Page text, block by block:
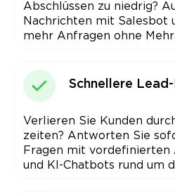
Abschlüssen zu niedrig?
Nachrichten mit Salesbot
mehr Anfragen ohne
Schnellere
Verlieren Sie Kunden
zeiten? Antworten Sie
Fragen mit vordefinierten
und KI-Chatbots rund um